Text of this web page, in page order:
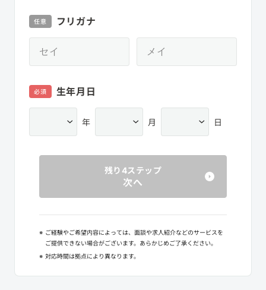
フリガナ
任意
生年月日
必須
年 月 日
残り4ステップ
次へ
※ ご経験やご希望内容によっては、面談や求人紹介などのサービスを
ご提供できない場合がございます。あらかじめご了承ください。
※ 対応時間は拠点により異なります。